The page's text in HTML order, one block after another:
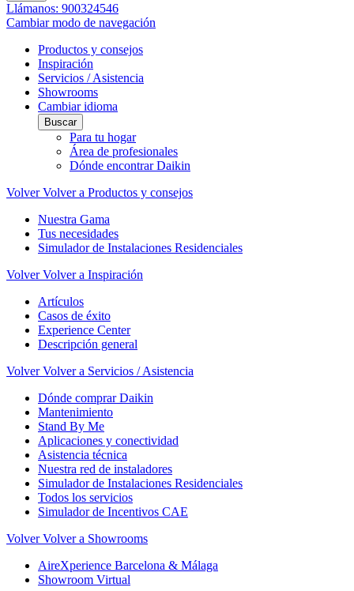
Llámanos: 900324546
Cambiar modo de navegación
Productos y consejos
Inspiración
Servicios / Asistencia
Showrooms
Cambiar idioma
Buscar
Para tu hogar
Área de profesionales
Dónde encontrar Daikin
Volver Volver a Productos y consejos
Nuestra Gama
Tus necesidades
Simulador de Instalaciones Residenciales
Volver Volver a Inspiración
Artículos
Casos de éxito
Experience Center
Descripción general
Volver Volver a Servicios / Asistencia
Dónde comprar Daikin
Mantenimiento
Stand By Me
Aplicaciones y conectividad
Asistencia técnica
Nuestra red de instaladores
Simulador de Instalaciones Residenciales
Todos los servicios
Simulador de Incentivos CAE
Volver Volver a Showrooms
AireXperience Barcelona & Málaga
Showroom Virtual